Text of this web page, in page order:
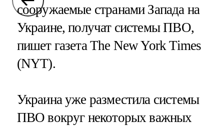
сооружаемые странами Запада на
Украине, получат системы ПВО,
пишет газета The New York Times
(NYT).
Украина уже разместила системы
ПВО вокруг некоторых важных